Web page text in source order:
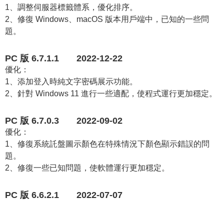
1、調整伺服器標籤體系，優化排序。
2、修復 Windows、macOS 版本用戶端中，已知的一些問
題。
PC 版 6.7.1.1 2022-12-22
優化：
1、添加登入時純文字密碼展示功能。
2、針對 Windows 11 進行一些適配，使程式運行更加穩定。
PC 版 6.7.0.3 2022-09-02
優化：
1、修復系統託盤圖示顏色在特殊情況下顏色顯示錯誤的問
題。
2、修復一些已知問題，使軟體運行更加穩定。
PC 版 6.6.2.1 2022-07-07